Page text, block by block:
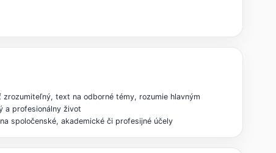
text na odborné témy, rozumie hlavným
a profesionálny život
spoločenské, akademické či profesijné účely